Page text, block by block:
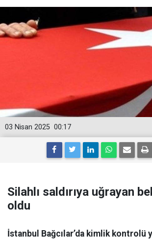
00:17
03 Nisan 2025
Silahlı saldırıya uğrayan
oldu
İstanbul Bağcılar’da kimlik kontrolü